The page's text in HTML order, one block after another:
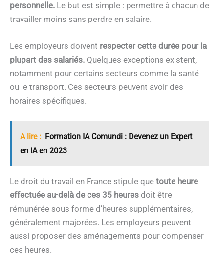
personnelle. Le but est simple : permettre à chacun de
travailler moins sans perdre en salaire.
Les employeurs doivent respecter cette durée pour la
plupart des salariés. Quelques exceptions existent,
notamment pour certains secteurs comme la santé
ou le transport. Ces secteurs peuvent avoir des
horaires spécifiques.
A lire : Formation IA Comundi : Devenez un Expert
en IA en 2023
Le droit du travail en France stipule que toute heure
effectuée au-delà de ces 35 heures doit être
rémunérée sous forme d’heures supplémentaires,
généralement majorées. Les employeurs peuvent
aussi proposer des aménagements pour compenser
ces heures.